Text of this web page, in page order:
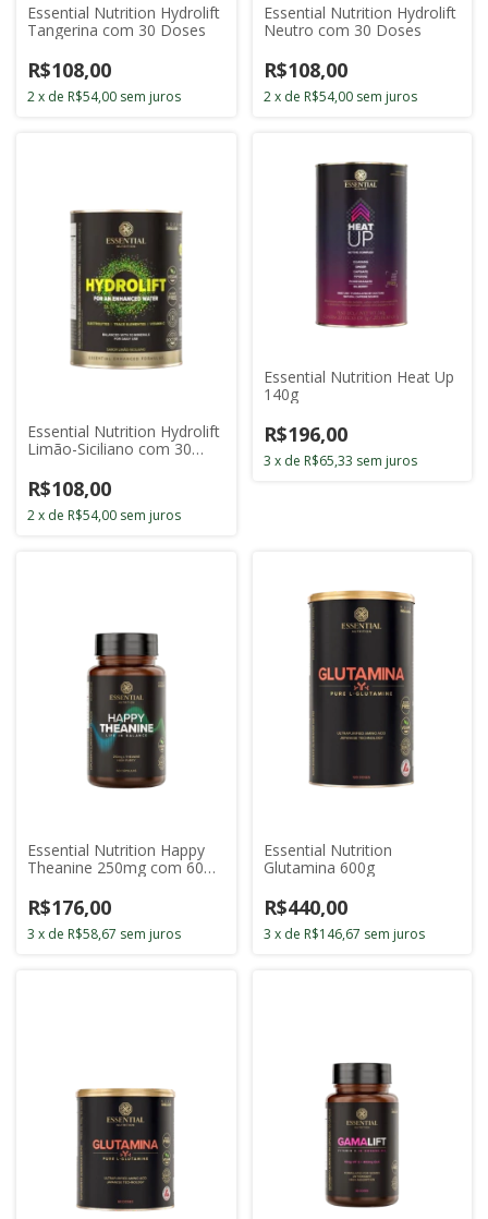
Essential Nutrition Hydrolift
Tangerina com 30 Doses
R$108,00
2x de R$54,00 sem juros
Essential Nutrition Hydrolift
Neutro com 30 Doses
R$108,00
2 x de R$54,00 sem juros
Essential Nutrition Hydrolift
Limão-Siciliano com 30
R$108,00
2x de R$54,00 sem juros
Essential Nutrition Heat Up
140g
R$196,00
3 x de R$65,33 sem juros
Essential Nutrition Happy
Theanine 250mg com 60
R$176,00
3 x de R$58,67 sem juros
Essential Nutrition
Glutamina 600g
R$440,00
3 x de R$146,67 sem juros